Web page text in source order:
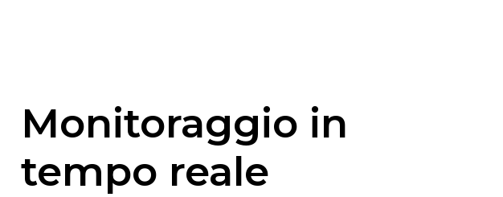
Monitoraggio in
tempo reale